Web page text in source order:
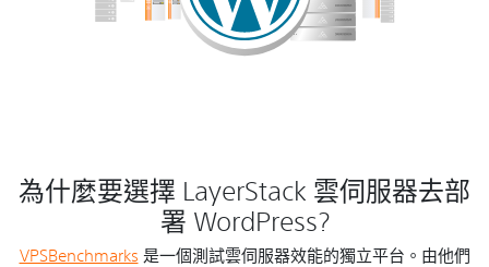
為什麼要選擇 LayerStack 雲伺服器去部
署 WordPress?
VPSBenchmarks 是一個測試雲伺服器效能的獨立平台。由他們